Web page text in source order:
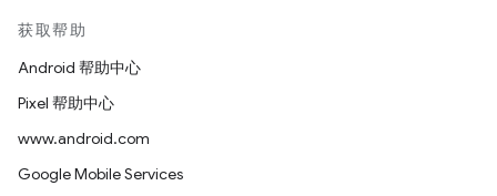
获取帮助
Android 帮助中心
Pixel 帮助中心
www.android.com
Google Mobile Services